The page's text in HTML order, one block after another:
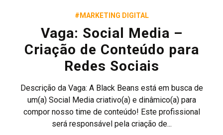
#MARKETING DIGITAL
Vaga: Social Media –
Criação de Conteúdo para
Redes Sociais
Descrição da Vaga: A Black Beans está em busca de
um(a) Social Media criativo(a) e dinâmico(a) para
compor nosso time de conteúdo! Este profissional
será responsável pela criação de...